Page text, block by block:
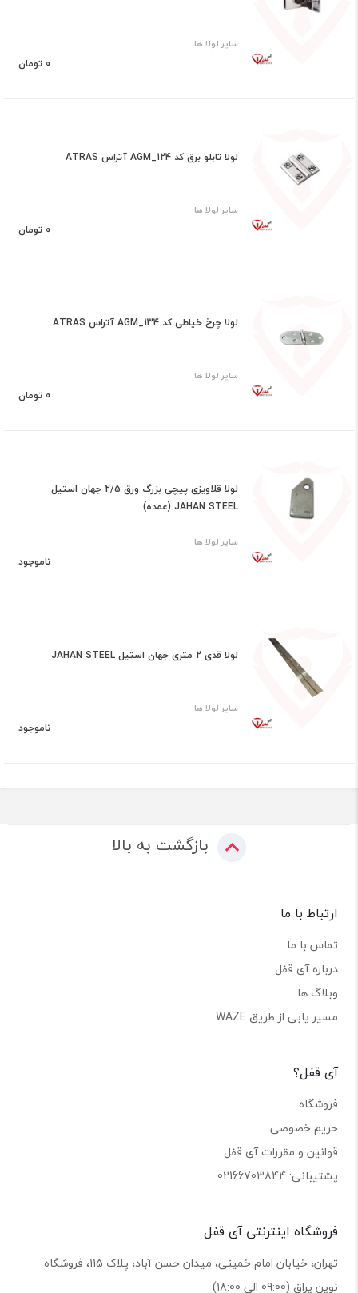
سایر لولا ها
0 تومان
لولا تابلو برق کد AGM_124 آتراس ATRAS
سایر لولا ها
0 تومان
لولا چرخ خیاطی کد AGM_134 آتراس ATRAS
سایر لولا ها
0 تومان
لولا قلاویزی پیچی بزرگ ورق 2/5 جهان استیل
JAHAN STEEL (عمده)
سایر لولا ها
ناموجود
لولا قدی 2 متری جهان استیل JAHAN STEEL
سایر لولا ها
ناموجود
بازگشت به بالا
ارتباط با ما
تماس با ما
درباره آی قفل
وبلاگ ها
مسیر یابی از طریق WAZE
آی قفل؟
فروشگاه
حریم خصوصی
قوانین و مقررات آی قفل
پشتیبانی: 02166703844
فروشگاه اینترنتی آی قفل
تهران، خیابان امام خمینی، میدان حسن آباد، پلاک 115، فروشگاه
نوین یراق (09:00 الی 18:00)